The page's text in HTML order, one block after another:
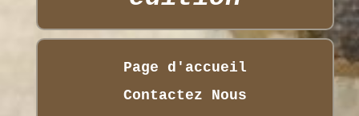
Page d'accueil
Contactez Nous